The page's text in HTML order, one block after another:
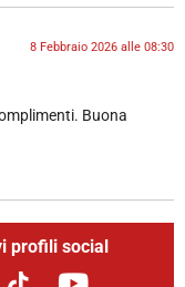
8 Febbraio 2026 alle 08:30
Buona
profili social